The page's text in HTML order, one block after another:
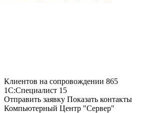
Клиентов на сопровождении 865
1С:Специалист 15
Отправить заявку Показать контакты
Компьютерный Центр "Сервер"